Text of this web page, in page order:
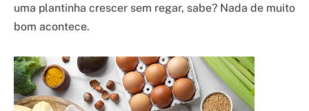
uma plantinha crescer sem regar, sabe? Nada de muito
bom acontece.